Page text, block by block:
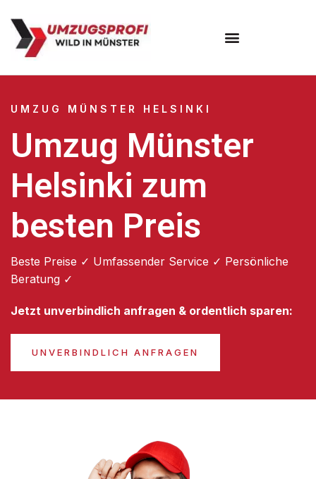
UMZUG MÜNSTER HELSINKI
Umzug Münster
Helsinki zum
besten Preis
Beste Preise ✓ Umfassender Service ✓ Persönliche
Beratung ✓
Jetzt unverbindlich anfragen & ordentlich sparen:
UNVERBINDLICH ANFRAGEN